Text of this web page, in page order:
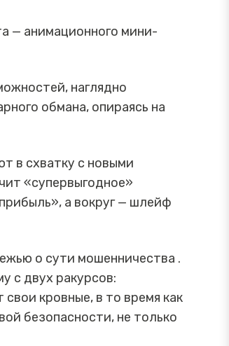
— анимационного мини-
наглядно
обмана, опираясь на
в схватку с новыми
«супервыгодное»
а вокруг — шлейф
о сути мошенничества .
с двух ракурсов:
кровные, в то время как
безопасности, не только